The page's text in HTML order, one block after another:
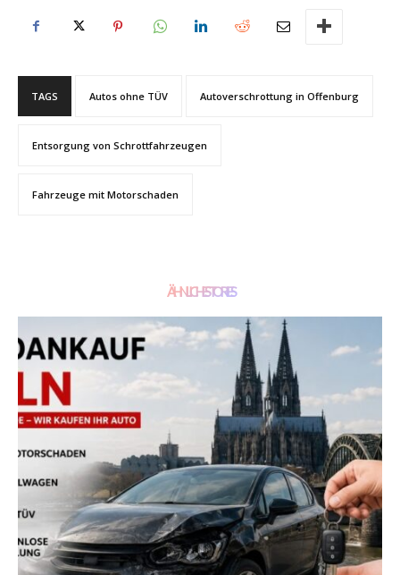
TAGS Autos ohne TÜV Autoverschrottung in Offenburg
Entsorgung von Schrottfahrzeugen
Fahrzeuge mit Motorschaden
ÄHNLICHE STORIES